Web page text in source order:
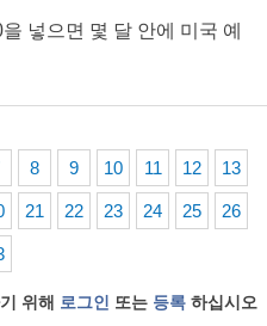
넣으면 몇 달 안에 미국 예
8 9 10 11 12 13
21 22 23 24 25 26
위해 로그인 또는 등록 하십시오